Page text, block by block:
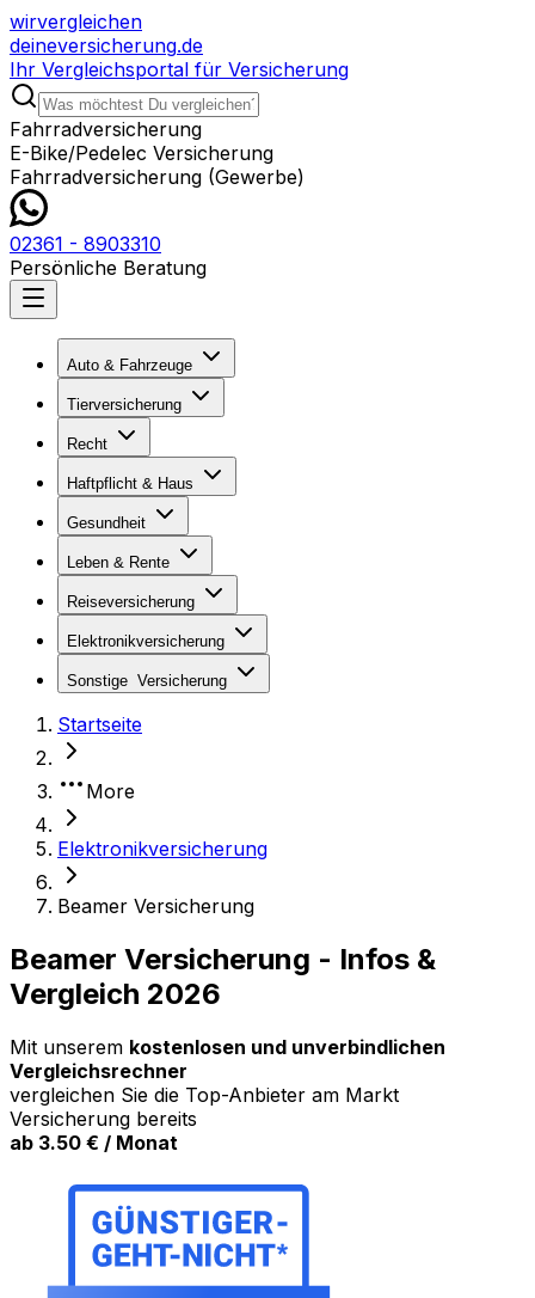
wirvergleichen
deineversicherung.de
Ihr Vergleichsportal für Versicherung
Fahrradversicherung
E-Bike/Pedelec Versicherung
Fahrradversicherung (Gewerbe)
02361 - 8903310
Persönliche Beratung
Auto & Fahrzeuge
Tierversicherung
Recht
Haftpflicht & Haus
Gesundheit
Leben & Rente
Reiseversicherung
Elektronikversicherung
Sonstige Versicherung
Startseite
More
Elektronikversicherung
Beamer Versicherung
Beamer Versicherung - Infos &
Vergleich 2026
Mit unserem kostenlosen und unverbindlichen
Vergleichsrechner
vergleichen Sie die Top-Anbieter am Markt
Versicherung bereits
ab 3.50 € / Monat